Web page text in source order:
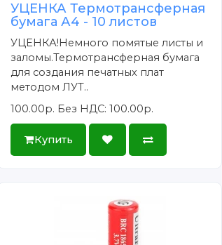
УЦЕНКА Термотрансферная
бумага А4 - 10 листов
УЦЕНКА!Немного помятые листы и
заломы.Термотрансферная бумага
для создания печатных плат
методом ЛУТ..
100.00р. Без НДС: 100.00р.
Купить